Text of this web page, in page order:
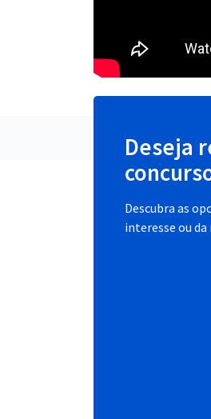
Deseja
Descubra as
interesse ou